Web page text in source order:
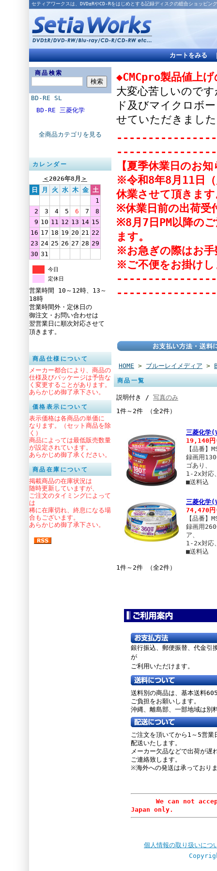
セティアワークスは、DVD±RやCD-Rをはじめとする記録ディスクの総合ショッピン
カートをみる
商品検索
BD-RE SL
BD-RE 三菱化学
全商品カテゴリを見る
カレンダー
＜2026年8月 ＞
日
月 火 水 木 金 土
1
2
3 4 5 6 7
8
9 10 11 12 13 14 15
16 17 18 19 20 21 22
23 24 25 26 27 28 29
30 31
今日
定休日
営業時間 10～12時、13～
18時
営業時間外・定休日の
御注文・お問い合わせは
翌営業日に順次対応させて
頂きます。
商品仕様について
メーカー都合により、商品の
仕様及びパッケージは予告な
く変更することがあります。
あらかじめ御了承下さい。
価格表示について
表示価格は各商品の単価に
なります。（セット商品を除
く）
商品によっては最低販売数量
が設定されています。
あらかじめ御了承ください。
商品在庫について
掲載商品の在庫状況は
随時更新していますが、
ご注文のタイミングによって
は
稀に在庫切れ、終息になる場
合もございます。
あらかじめ御了承下さい。
◆CMCpro製品値上
大変心苦しいので
ド及びマイクロボ
せていただきまし
【夏季休業日のお
※令和8年8月11日
休業させて頂きま
※休業日前の出荷受
※8月7日PM以降の
ます。
※お急ぎの際はお
※ご不便をお掛けし
HOME > ブルーレイメディア >
商品一覧
説明付き / 写真のみ
1件～2件 （全2件）
三菱化学
19,140
【品番】
録画用
ゴあり、
1-2x対応
■送料込
三菱化学
74,470
【品番】
録画用
ア、
1-2x対応
■送料込
1件～2件 （全2件）
銀行振込、郵便振替、 代金引
が
ご利用いただけます。
送料別の商品は、基本送料
ご負担をお願いします。
沖縄、離島部、一部地域は別
ご注文を頂いてから1～5営業
配送いたします。
メーカー欠品などで出荷が遅
ご連絡致します。
※海外への発送は承っており
We can not accept
Japan only.
個人情報の取り扱いにつ